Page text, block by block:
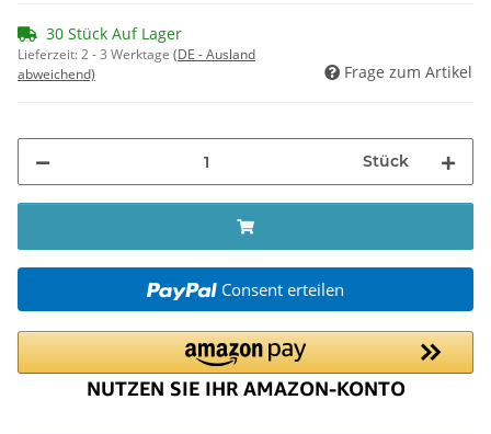
30 Stück Auf Lager
Lieferzeit:2 - 3 Werktage (DE - Ausland
abweichend)
Frage zum Artikel
Stück
Consent erteilen